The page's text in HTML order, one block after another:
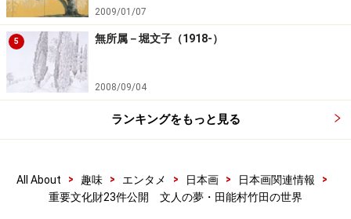
分前まで）
観覧料：一般・大学900円、小・中・高生400円（300
円）、70歳以上無料
■特別講演会
「文人・田能村竹田」
講師：宗像健一（大分市美術館学芸顧問）
会場：講堂（入場無料、申込不要）
2009/01/07
5 無所属－堀文子（1918-）
2008/09/04
ランキングをもっと見る
All About > 趣味 > エンタメ > 日本画 > 日本画関連情報
>
重要文化財23件公開 文人の夢・田能村竹田の世界